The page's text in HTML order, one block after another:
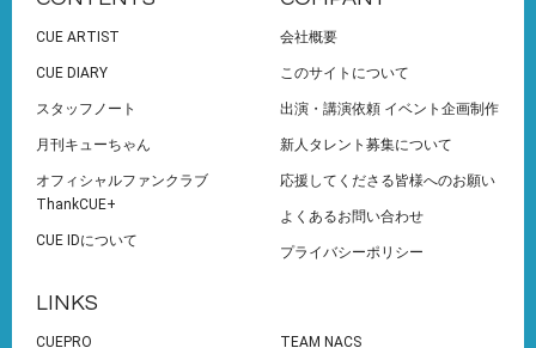
CUE ARTIST
CUE DIARY
スタッフノート
月刊キューちゃん
オフィシャルファンクラブ
ThankCUE+
CUE IDについて
会社概要
このサイトについて
出演・講演依頼 イベント企画制作
新人タレント募集について
応援してくださる皆様へのお願い
よくあるお問い合わせ
プライバシーポリシー
LINKS
CUEPRO TEAM NACS